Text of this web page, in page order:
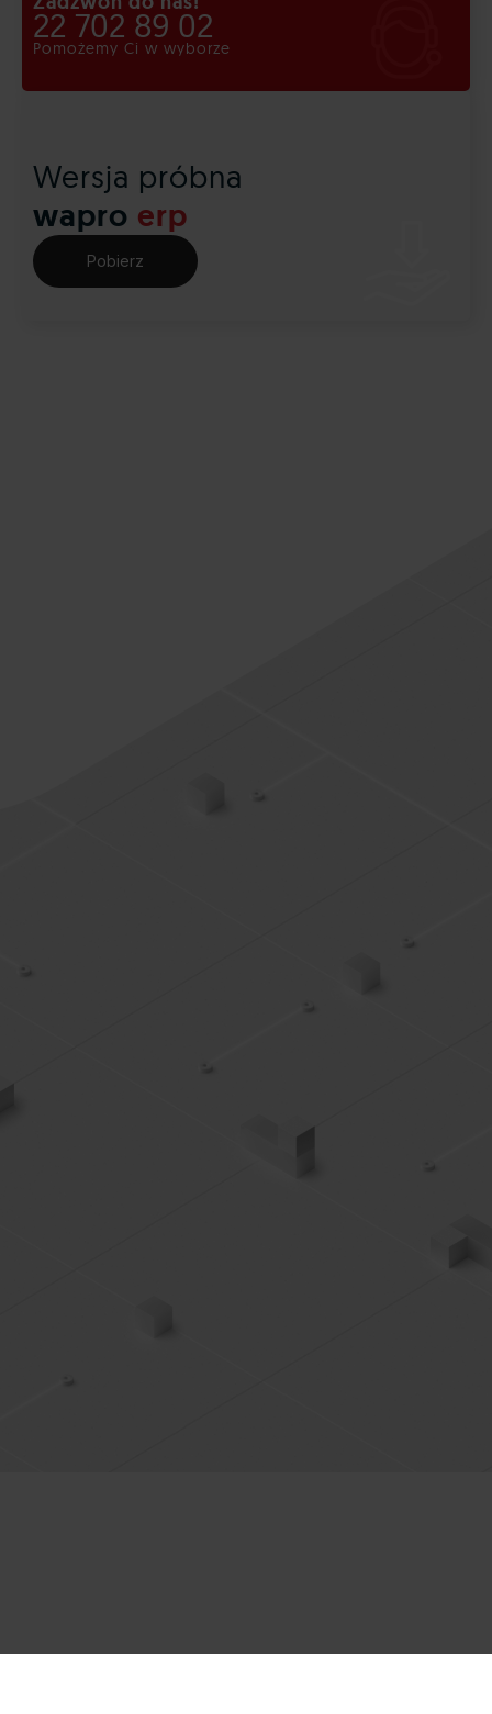
22 702 89 02
Pomożemy Ci w wyborze
Wersja próbna
wapro erp
Pobierz